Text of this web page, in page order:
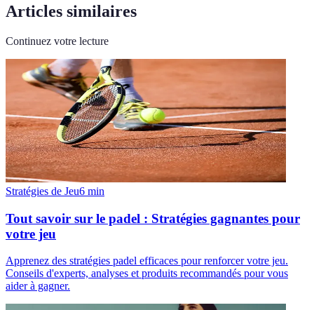
Articles similaires
Continuez votre lecture
Stratégies de Jeu6 min
Tout savoir sur le padel : Stratégies gagnantes pour
votre jeu
Apprenez des stratégies padel efficaces pour renforcer votre jeu.
Conseils d'experts, analyses et produits recommandés pour vous
aider à gagner.